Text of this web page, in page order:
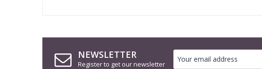
NEWSLETTER
Register to get our newsletter